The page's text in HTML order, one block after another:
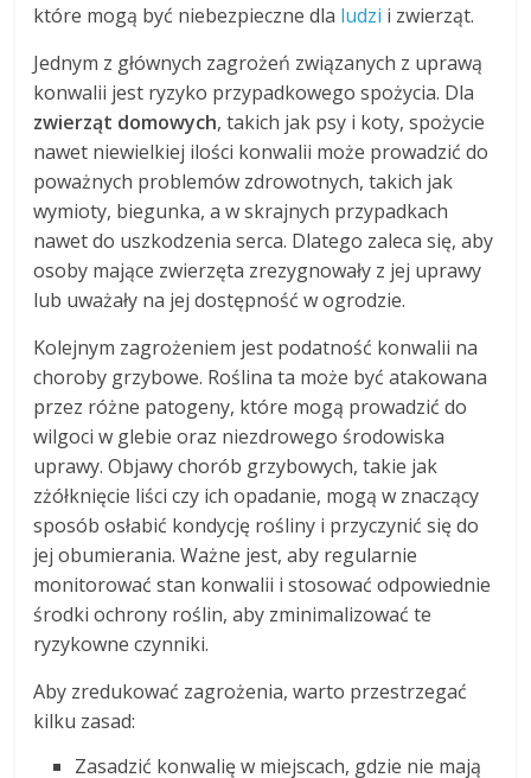
które mogą być niebezpieczne dla ludzi i zwierząt.
Jednym z głównych zagrożeń związanych z uprawą
konwalii jest ryzyko przypadkowego spożycia. Dla
zwierząt domowych, takich jak psy i koty, spożycie
nawet niewielkiej ilości konwalii może prowadzić do
poważnych problemów zdrowotnych, takich jak
wymioty, biegunka, a w skrajnych przypadkach
nawet do uszkodzenia serca. Dlatego zaleca się, aby
osoby mające zwierzęta zrezygnowały z jej uprawy
lub uważały na jej dostępność w ogrodzie.
Kolejnym zagrożeniem jest podatność konwalii na
choroby grzybowe. Roślina ta może być atakowana
przez różne patogeny, które mogą prowadzić do
wilgoci w glebie oraz niezdrowego środowiska
uprawy. Objawy chorób grzybowych, takie jak
zżółknięcie liści czy ich opadanie, mogą w znaczący
sposób osłabić kondycję rośliny i przyczynić się do
jej obumierania. Ważne jest, aby regularnie
monitorować stan konwalii i stosować odpowiednie
środki ochrony roślin, aby zminimalizować te
ryzykowne czynniki.
Aby zredukować zagrożenia, warto przestrzegać
kilku zasad:
Zasadzić konwalię w miejscach, gdzie nie mają